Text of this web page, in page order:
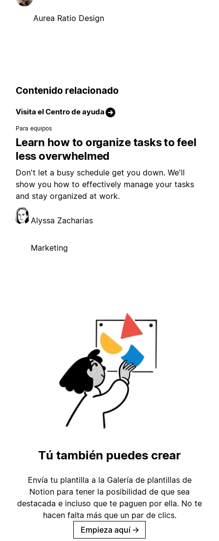
Aurea Ratio Design
Contenido relacionado
Visita el Centro de ayuda
Para equipos
Learn how to organize tasks to feel
less overwhelmed
Don't let a busy schedule get you down. We'll
show you how to effectively manage your tasks
and stay organized at work.
Alyssa Zacharias
Marketing
Tú también puedes crear
Envía tu plantilla a la Galería de plantillas de
Notion para tener la posibilidad de que sea
destacada e incluso que te paguen por ella. No te
hacen falta más que un par de clics.
Empieza aquí →